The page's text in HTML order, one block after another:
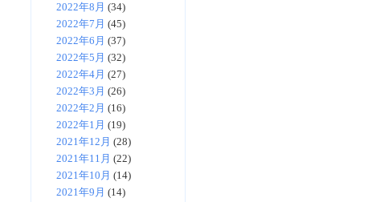
2022年8月 (34)
2022年7月 (45)
2022年6月 (37)
2022年5月 (32)
2022年4月 (27)
2022年3月 (26)
2022年2月 (16)
2022年1月 (19)
2021年12月 (28)
2021年11月 (22)
2021年10月 (14)
2021年9月 (14)